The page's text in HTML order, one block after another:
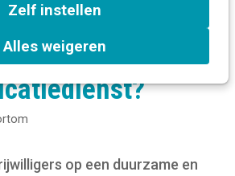
Zelf instellen
Alles weigeren
samen met
in je
op een duurzame en